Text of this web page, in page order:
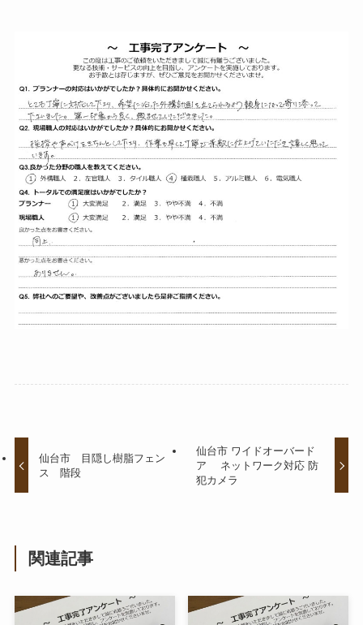
仙台市 目隠し樹脂フェン
ス 階段
仙台市 ワイドオーバード
ア ネットワーク対応 防
犯カメラ
関連記事